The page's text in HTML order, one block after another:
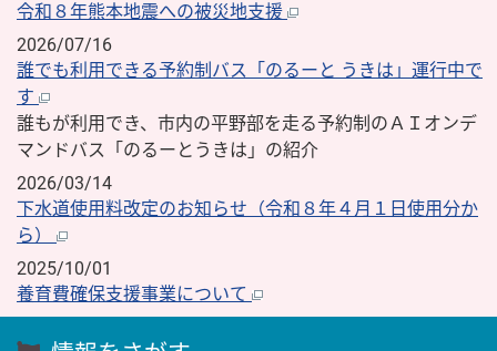
令和８年熊本地震への被災地支援
2026/07/16
誰でも利用できる予約制バス「のるーと うきは」運行中で
す
誰もが利用でき、市内の平野部を走る予約制のＡＩオンデ
マンドバス「のるーとうきは」の紹介
2026/03/14
下水道使用料改定のお知らせ（令和８年４月１日使用分か
ら）
2025/10/01
養育費確保支援事業について